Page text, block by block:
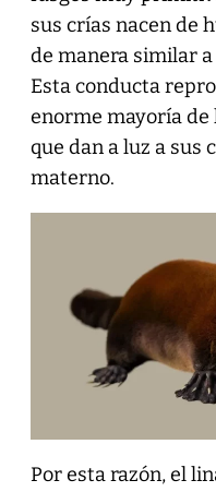
sus crías nacen de
de manera similar a
Esta conducta
enorme mayoría
que dan a luz a sus
materno.
Por esta razón, el